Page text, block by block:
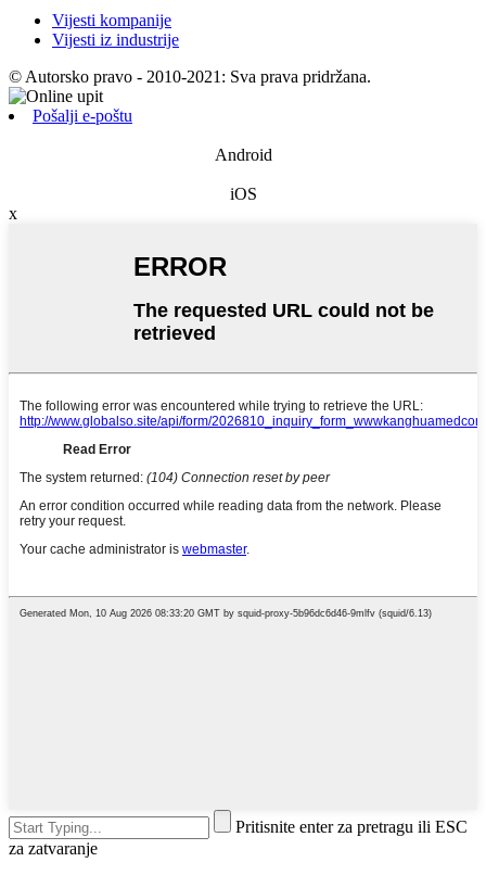
Vijesti kompanije
Vijesti iz industrije
© Autorsko pravo - 2010-2021: Sva prava pridržana.
Pošalji e-poštu
Android
iOS
x
Pritisnite enter za pretragu ili ESC
za zatvaranje